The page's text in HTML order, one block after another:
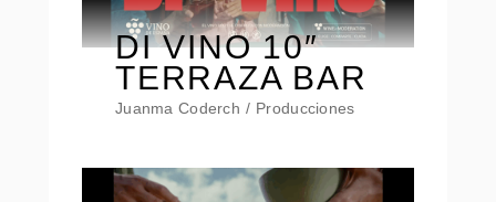
DI VINO 10″
TERRAZA BAR
Juanma Coderch Producciones